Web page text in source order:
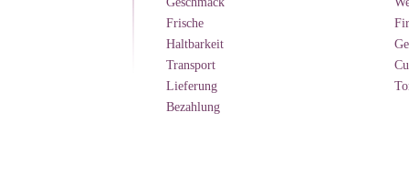
Frische
Haltbarkeit
Transport
Lieferung
Bezahlung